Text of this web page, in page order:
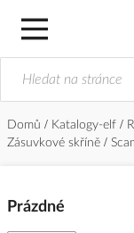
Domů Katalogy-elf
Zásuvkové skříně
Prázdné